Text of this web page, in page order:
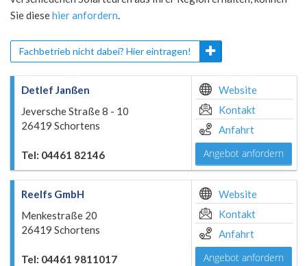
Sie diesehier anfordern.
Fachbetrieb nicht dabei? Hier eintragen!
Detlef Janßen
Jeversche Straße 8 - 10
26419 Schortens
Tel: 04461 82146
Website
Kontakt
Anfahrt
Angebot anfordern
Reelfs GmbH
Menkestraße 20
26419 Schortens
Tel: 04461 9811017
Website
Kontakt
Anfahrt
Angebot anfordern